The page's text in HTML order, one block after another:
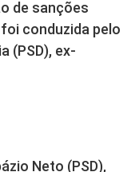
de sanções
conduzida pelo
(PSD), ex-
Neto (PSD),